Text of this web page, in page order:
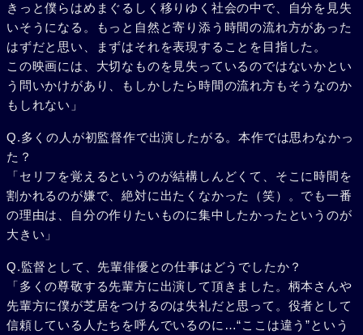
きっと僕らはめまぐるしく移りゆく社会の中で、自分を見失
いそうになる。もっと自然と寄り添う時間の流れ方があった
はずだと思い、まずはそれを表現することを目指した。
この映画には、大切なものを見失っているのではないかとい
う問いかけがあり、もしかしたら時間の流れ方もそうなのか
もしれない」
Q.多くの人が初監督作で出演したがる。本作では思わなかっ
た？
「セリフを覚えるというのが結構しんどくて、そこに時間を
割かれるのが嫌で、絶対に出たくなかった（笑）。でも一番
の理由は、自分の作りたいものに集中したかったというのが
大きい」
Q.監督として、先輩俳優との仕事はどうでしたか？
「多くの尊敬する先輩方に出演して頂きました。柄本さんや
先輩方に僕が芝居をつけるのは失礼だと思って。役者として
信頼している人たちを呼んでいるのに…“ここは違う”という